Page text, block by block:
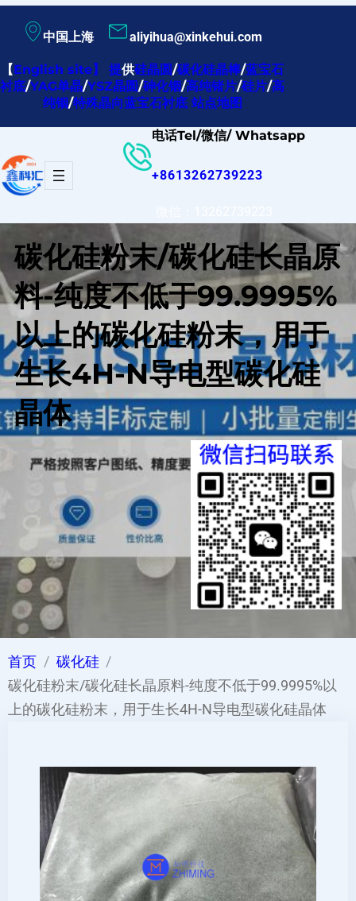
内
容
中国上海 aliyihua@xinkehui.com
【English site】提供硅晶圆/碳化硅晶棒/蓝宝石
衬底/YAG单晶/YSZ晶圆/砷化铟/高纯锗片/硅片/高
纯铟/特殊晶向蓝宝石衬底 站点地图
电话Tel/微信/ Whatsapp
+8613262739223
碳化硅粉末/碳化硅长晶原
料-纯度不低于99.9995%
以上的碳化硅粉末，用于
生长4H-N导电型碳化硅
晶体
首页
碳化硅
碳化硅粉末/碳化硅长晶原料-纯度不低于99.9995%以
上的碳化硅粉末，用于生长4H-N导电型碳化硅晶体